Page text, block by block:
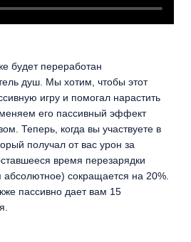
будет переработан
душ. Мы хотим, чтобы этот
игру и помогал нарастить
его пассивный эффект
Теперь, когда вы участвуете в
получал от вас урон за
время перезарядки
сокращается на 20%.
пассивно дает вам 15